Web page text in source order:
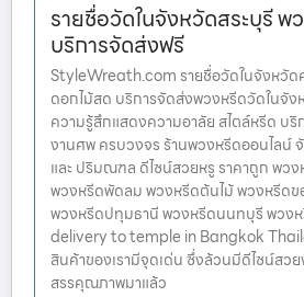
รายชื่อวัดในจังหวัดสระบุรี
บริการจัดส่งฟรี
StyleWreath.com รายชื่อวัดในจังหวัด
ดอกไม้สด บริการจัดส่งพวงหรีดวัดในจัง
ความรู้สึกแสดงความอาลัย สไตล์หรีด บ
งานศพ ครบวงจร ร้านพวงหรีดออนไลน์
และ ปริมณฑล ดีไซน์สวยหรู ราคาถูก พว
พวงหรีดพัดลม พวงหรีดต้นไม้ พวงหรีดข
พวงหรีดปทุมธานี พวงหรีดนนทบุรี พวง
delivery to temple in Bangkok
สินค้าของเรามีจุดเด่น ซึ่งล้วนมีดีไซน์สว
สรรคุณภาพมาแล้ว